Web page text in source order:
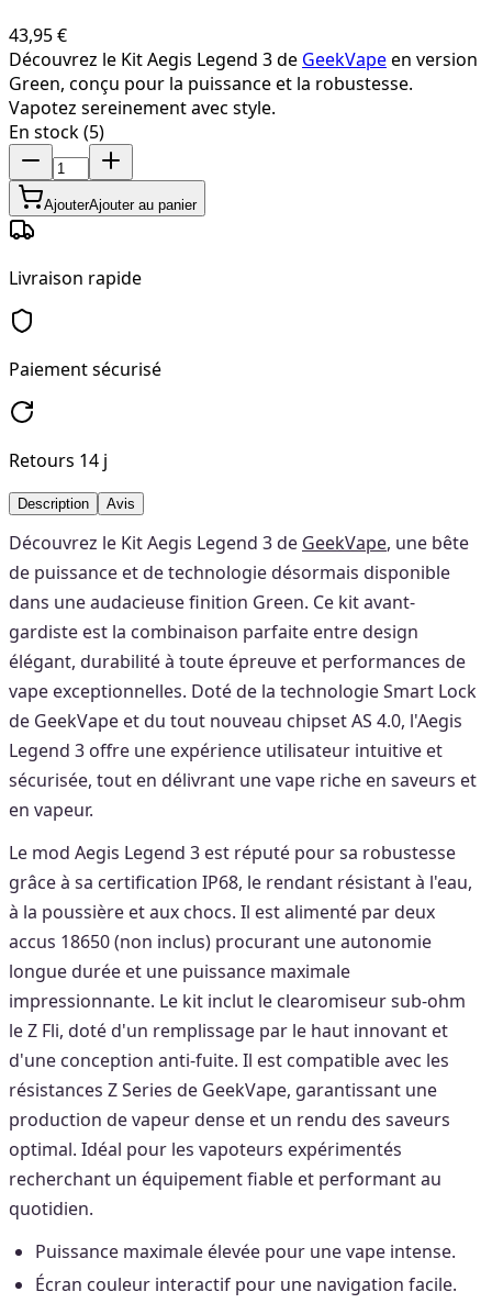
43,95 €
Découvrez le Kit Aegis Legend 3 de GeekVapeen version
Green, conçu pour la puissance et la robustesse.
Vapotez sereinement avec style.
En stock (5)
AjouterAjouter au panier
Livraison rapide
Paiement sécurisé
Retours 14 j
Description Avis
Découvrez le Kit Aegis Legend 3 de GeekVape, une bête
de puissance et de technologie désormais disponible
dans une audacieuse finition Green. Ce kit avant-
gardiste est la combinaison parfaite entre design
élégant, durabilité à toute épreuve et performances de
vape exceptionnelles. Doté de la technologie Smart Lock
de GeekVape et du tout nouveau chipset AS 4.0, l'Aegis
Legend 3 offre une expérience utilisateur intuitive et
sécurisée, tout en délivrant une vape riche en saveurs et
en vapeur.
Le mod Aegis Legend 3 est réputé pour sa robustesse
grâce à sa certification IP68, le rendant résistant à l'eau,
à la poussière et aux chocs. Il est alimenté par deux
accus 18650 (non inclus) procurant une autonomie
longue durée et une puissance maximale
impressionnante. Le kit inclut le clearomiseur sub-ohm
le Z Fli, doté d'un remplissage par le haut innovant et
d'une conception anti-fuite. Il est compatible avec les
résistances Z Series de GeekVape, garantissant une
production de vapeur dense et un rendu des saveurs
optimal. Idéal pour les vapoteurs expérimentés
recherchant un équipement fiable et performant au
quotidien.
Puissance maximale élevée pour une vape intense.
Écran couleur interactif pour une navigation facile.